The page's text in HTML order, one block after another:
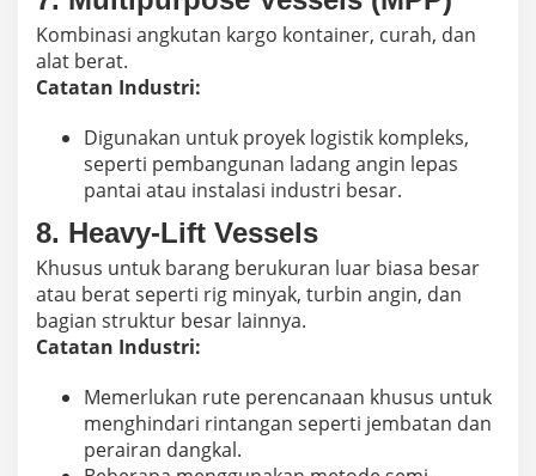
Kombinasi angkutan kargo kontainer, curah, dan
alat berat.
Catatan Industri:
Digunakan untuk proyek logistik kompleks,
seperti pembangunan ladang angin lepas
pantai atau instalasi industri besar.
8. Heavy-Lift Vessels
Khusus untuk barang berukuran luar biasa besar
atau berat seperti rig minyak, turbin angin, dan
bagian struktur besar lainnya.
Catatan Industri:
Memerlukan rute perencanaan khusus untuk
menghindari rintangan seperti jembatan dan
perairan dangkal.